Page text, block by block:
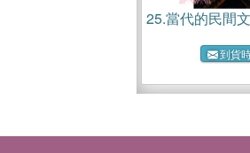
25.當代的民間
到貨